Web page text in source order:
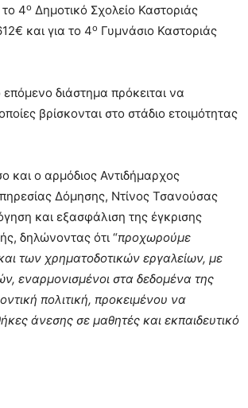
4ο Δημοτικό Σχολείο Καστοριάς
και για το 4ο Γυμνάσιο Καστοριάς
διάστημα πρόκειται να
βρίσκονται στο στάδιο ετοιμότητας
και ο αρμόδιος Αντιδήμαρχος
Δόμησης, Ντίνος Τσανούσας
και εξασφάλιση της έγκρισης
δηλώνοντας ότι “προχωρούμε
των χρηματοδοτικών εργαλείων, με
εναρμονισμένοι στα δεδομένα της
πολιτική, προκειμένου να
άνεσης σε μαθητές και εκπαιδευτικό